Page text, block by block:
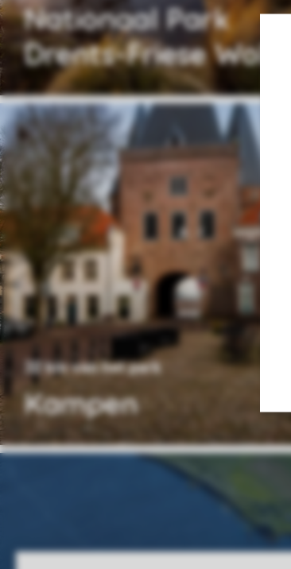
Nationaal Park
Drents-Friese Wold
Kampen
32 km van het park